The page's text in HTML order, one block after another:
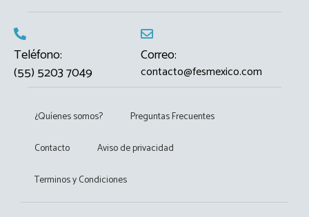
Teléfono:
(55) 5203 7049
Correo:
contacto@fesmexico.com
¿Quíenes somos? Preguntas Frecuentes
Contacto Aviso de privacidad
Terminos y Condiciones